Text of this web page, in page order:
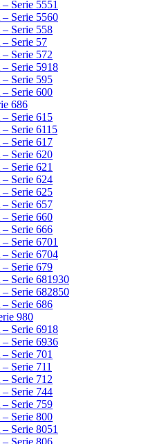
Serie 5551
Serie 5560
Serie 558
Serie 57
Serie 572
Serie 5918
Serie 595
Serie 600
686
Serie 615
Serie 6115
Serie 617
Serie 620
Serie 621
Serie 624
Serie 625
Serie 657
Serie 660
Serie 666
Serie 6701
Serie 6704
Serie 679
Serie 681930
Serie 682850
Serie 686
980
Serie 6918
Serie 6936
Serie 701
Serie 711
Serie 712
Serie 744
Serie 759
Serie 800
Serie 8051
Serie 806